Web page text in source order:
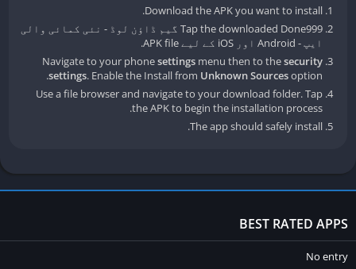
Download the APK you want to install.
Tap the downloaded Done999 گیم ڈاؤن لوڈ - نئی کمائی والی
ایپ - Android اور iOS کے لیے APK file.
Navigate to your phonesettings menu then to thesecurity
settings. Enable the Install from Unknown Sourcesoption.
Use a file browser and navigate to your download folder. Tap
the APK to begin the installation process.
The app should safely install.
BEST RATED APPS
No entry